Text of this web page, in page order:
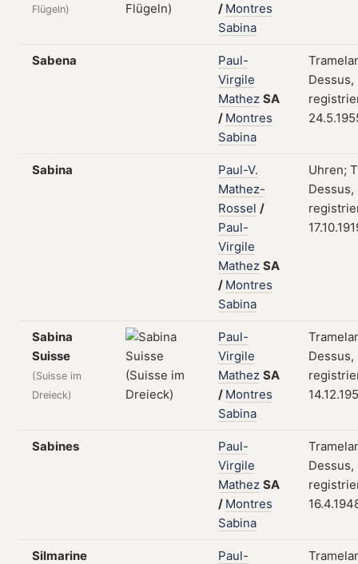
Flügeln)
/ Montres
Sabina
Sabena
Paul-
Virgile
Mathez SA
/ Montres
Sabina
Dessus,
Sabina
Paul-V.
Mathez-
Rossel /
Paul-
Virgile
Mathez SA
/ Montres
Sabina
Uhren;
Dessus,
Sabina
Suisse
(Suisse im
Dreieck)
Paul-
Virgile
Mathez SA
/ Montres
Sabina
Dessus,
Sabines
Paul-
Virgile
Mathez SA
/ Montres
Sabina
Dessus,
Silmarine
Paul-